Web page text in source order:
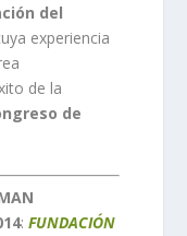
del
experiencia
de la
de
:FUNDACIÓN